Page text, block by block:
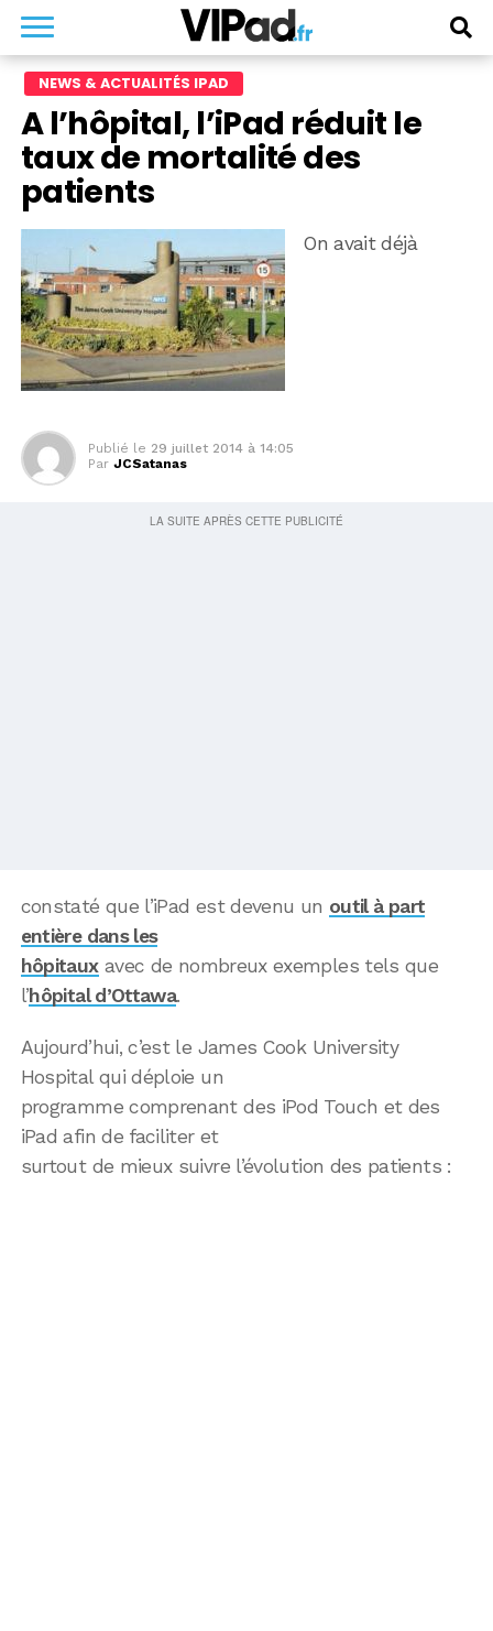
NEWS & ACTUALITÉS IPAD
A l’hôpital, l’iPad réduit le
taux de mortalité des
patients
On avait déjà
Publié le 29 juillet 2014 à 14:05
Par JCSatanas
constaté que l’iPad est devenu un outil à part
entière dans les
hôpitauxavec de nombreux exemples tels que
l’hôpital d’Ottawa.
Aujourd’hui, c’est le James Cook University
Hospital qui déploie un
programme comprenant des iPod Touch et des
iPad afin de faciliter et
surtout de mieux suivre l’évolution des patients :